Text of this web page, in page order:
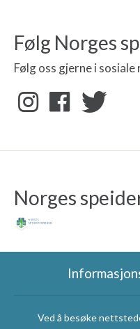
Følg Norges
Følg oss gjerne i sosiale
Norges
Ved å besøke